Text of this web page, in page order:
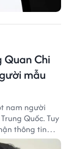
Chi
mẫu
nam người
Quốc. Tuy
thông tin